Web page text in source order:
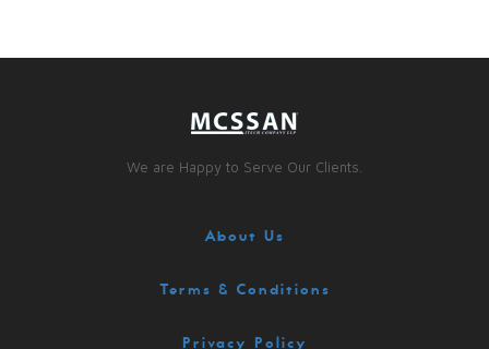
We are Happy to Serve Our Clients.
About Us
Terms & Conditions
Privacy Policy